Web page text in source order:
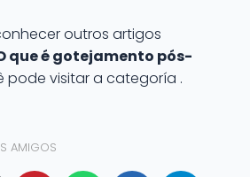
outros artigos
que é gotejamento pós-
pode visitar a categoría .
AMIGOS